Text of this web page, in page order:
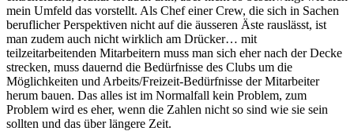
mein Umfeld das vorstellt. Als Chef einer Crew, die sich in Sachen
beruflicher Perspektiven nicht auf die äusseren Äste rauslässt, ist
man zudem auch nicht wirklich am Drücker… mit
teilzeitarbeitenden Mitarbeitern muss man sich eher nach der Decke
strecken, muss dauernd die Bedürfnisse des Clubs um die
Möglichkeiten und Arbeits/Freizeit-Bedürfnisse der Mitarbeiter
herum bauen. Das alles ist im Normalfall kein Problem, zum
Problem wird es eher, wenn die Zahlen nicht so sind wie sie sein
sollten und das über längere Zeit.